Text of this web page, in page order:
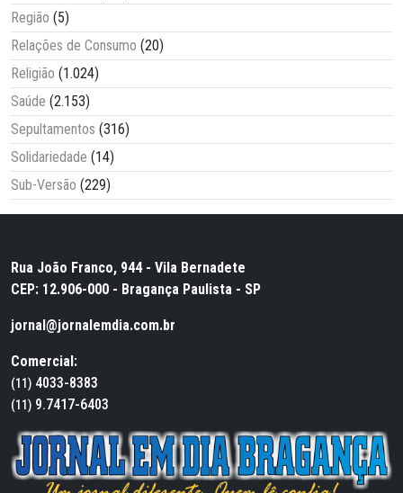
Região (5)
Relações de Consumo (20)
Religião (1.024)
Saúde (2.153)
Sepultamentos (316)
Solidariedade (14)
Sub-Versão (229)
Rua João Franco, 944 - Vila Bernadete
CEP: 12.906-000 - Bragança Paulista - SP
jornal@jornalemdia.com.br
Comercial:
(11) 4033-8383
(11) 9.7417-6403